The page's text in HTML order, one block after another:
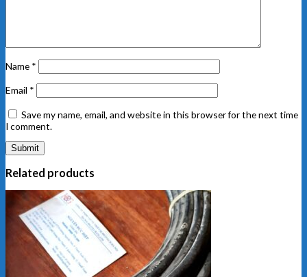
Name *
Email *
Save my name, email, and website in this browser for the next time
I comment.
Related products